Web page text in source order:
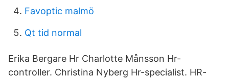
Favoptic malmö
Qt tid normal
Erika Bergare Hr Charlotte Månsson Hr-
controller. Christina Nyberg Hr-specialist. HR-